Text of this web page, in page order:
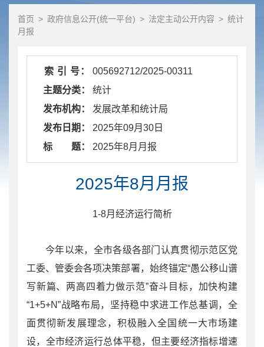
首页 > 政府信息公开(统一平台) > 法定主动公开内容 > 统计
月报
索 引 号：
005692712/2025-00311
主题分类：
统计
发布机构：
发展改革和统计局
发布日期：
2025年09月30日
标 题：
​ 2025年8月月报
2025年8月月报
1-8月经济运行简析
今年以来，全市各级各部门认真贯彻示范区党
工委、管委会各项决策部署，始终锚定“愚公移山谱
写新篇、两高四着力做示范”奋斗目标，加快构建
“1+5+N”战略布局，坚持稳中求进工作总基调，全
面贯彻新发展理念，积极融入全国统一大市场建
设，全市经济运行总体平稳，但主要经济指标增速